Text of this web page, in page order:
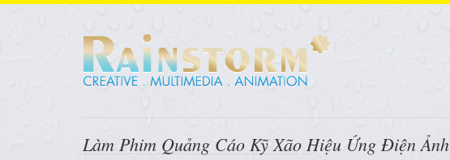
Làm Phim Quảng Cáo Kỹ Xão Hiệu Ứng Điện Ảnh